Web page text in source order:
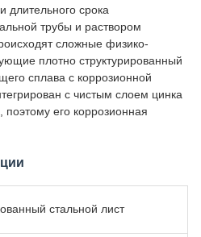
длительного срока
трубы и раствором
сложные физико-
плотно структурированный
сплава с коррозионной
с чистым слоем цинка
его коррозионная
стальной лист